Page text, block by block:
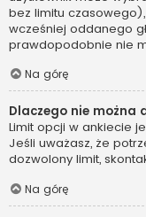
bez limitu
wcześniej oddanego
prawdopodobnie nie
Na górę
Dlaczego nie można
Limit opcji w ankiecie
Jeśli uważasz, że
dozwolony limit,
Na górę